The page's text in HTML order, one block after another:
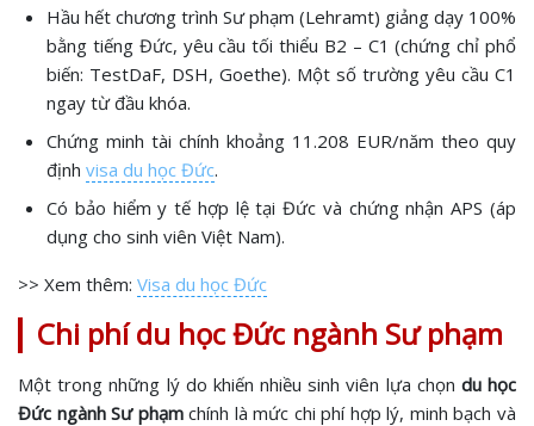
Hầu hết chương trình Sư phạm (Lehramt) giảng dạy 100%
bằng tiếng Đức, yêu cầu tối thiểu B2 – C1 (chứng chỉ phổ
biến: TestDaF, DSH, Goethe). Một số trường yêu cầu C1
ngay từ đầu khóa.
Chứng minh tài chính khoảng 11.208 EUR/năm theo quy
định visa du học Đức.
Có bảo hiểm y tế hợp lệ tại Đức và chứng nhận APS (áp
dụng cho sinh viên Việt Nam).
>> Xem thêm: Visa du học Đức
Chi phí du học Đức ngành Sư phạm
Một trong những lý do khiến nhiều sinh viên lựa chọn du học
Đức ngành Sư phạmchính là mức chi phí hợp lý, minh bạch và